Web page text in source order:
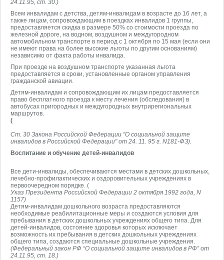
24.11.95, ст. 30.)
Всем инвалидам с детства, детям-инвалидам в возрасте до 16 лет, а
также лицам, сопровождающим в поездках инвалидов 1 группы,
предоставляется скидка в размере 50% со стоимости проезда по
железной дороге, на водном, воздушном и междугородном
автомобильном транспорте в период с 1 октября по 15 мая (если они
не имеют права на более высокие льготы по другим основаниям)
независимо от факта работы инвалида.
При проезде на воздушном транспорте указанная льгота
предоставляется в сроки, установленные органом управления
гражданской авиации.
Детям-инвалидам и сопровождающим их лицам предоставляется
право бесплатного проезда к месту лечения (обследования) в
автобусах пригородных и междугородных внутрирегиональных
маршрутов.
(
Ст. 30 Закона Российской Федерации "О социальной защите
инвалидов в Российской Федерации" от 24. 11. 95 г. N181-ФЗ).
Воспитание и обучение детей-инвалидов
Все дети-инвалиды, обеспечиваются местами в детских дошкольных,
лечебно-профилактических и оздоровительных учреждениях в
первоочередном порядке. (
Указ Президента Российской Федерации 2 октября 1992 года, N
1157)
Детям-инвалидам дошкольного возраста предоставляются
необходимые реабилитационные меры и создаются условия для
пребывания в детских дошкольных учреждениях общего типа. Для
детей-инвалидов, состояние здоровья которых исключает
возможность их пребывания в детских дошкольных учреждениях
общего типа, создаются специальные дошкольные учреждения.
(Федеральный закон РФ “О социальной защите инвалидов в РФ” от
24.11.95, ст. 18.)